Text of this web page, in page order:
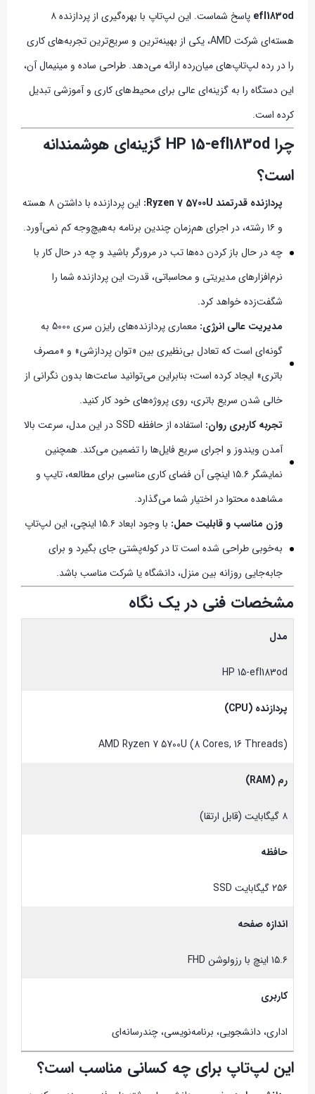
efl183od
پاسخ شماست. این لپ‌تاپ با بهره‌گیری از پردازنده ۸
هسته‌ای شرکت AMD، یکی از بهینه‌ترین و سریع‌ترین تجربه‌های کاری
را در رده لپ‌تاپ‌های میان‌رده ارائه می‌دهد. طراحی ساده و مینیمال آن،
این دستگاه را به گزینه‌ای عالی برای محیط‌های کاری و آموزشی تبدیل
کرده است.
چرا HP 15-efl183od گزینه‌ای هوشمندانه
است؟
پردازنده قدرتمند Ryzen 7 5700U:
این پردازنده با داشتن ۸ هسته
و ۱۶ رشته، در اجرای هم‌زمان چندین برنامه به‌هیچ‌وجه کم نمی‌آورد.
چه در حال باز کردن ده‌ها تب در مرورگر باشید و چه در حال کار با
نرم‌افزارهای مدیریتی و محاسباتی، قدرت این پردازنده شما را
شگفت‌زده خواهد کرد.
مدیریت عالی انرژی:
معماری پردازنده‌های رایزن سری 5000 به
گونه‌ای است که تعادل بی‌نظیری بین «توان پردازشی» و «مصرف
باتری» ایجاد کرده است؛ بنابراین می‌توانید ساعت‌ها بدون نگرانی از
خالی شدن سریع باتری، روی پروژه‌های خود کار کنید.
تجربه کاربری روان:
استفاده از حافظه SSD در این مدل، سرعت بالا
آمدن ویندوز و اجرای سریع فایل‌ها را تضمین می‌کند. همچنین
نمایشگر ۱۵.۶ اینچی آن فضای کاری مناسبی برای مطالعه، تایپ و
مشاهده محتوا در اختیار شما می‌گذارد.
وزن مناسب و قابلیت حمل:
با وجود ابعاد ۱۵.۶ اینچی، این لپ‌تاپ
به‌خوبی طراحی شده است تا در کوله‌پشتی جای بگیرد و برای
جابه‌جایی روزانه بین منزل، دانشگاه یا شرکت مناسب باشد.
مشخصات فنی در یک نگاه
مدل
HP 15-efl183od
پردازنده (CPU)
AMD Ryzen 7 5700U (8 Cores, 16 Threads)
رم (RAM)
۸ گیگابایت (قابل ارتقا)
حافظه
۲۵۶ گیگابایت SSD
اندازه صفحه
۱۵.۶ اینچ با رزولوشن FHD
کاربری
اداری، دانشجویی، برنامه‌نویسی، چندرسانه‌ای
این لپ‌تاپ برای چه کسانی مناسب است؟